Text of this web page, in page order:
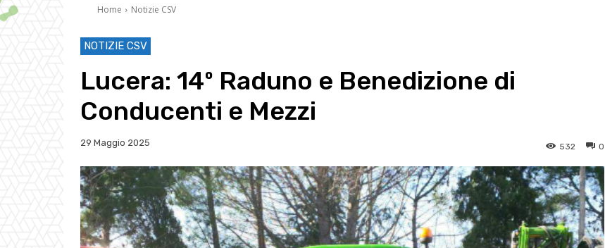
Home Notizie CSV
NOTIZIE CSV
Lucera: 14º Raduno e Benedizione di
Conducenti e Mezzi
29 Maggio 2025 0
532